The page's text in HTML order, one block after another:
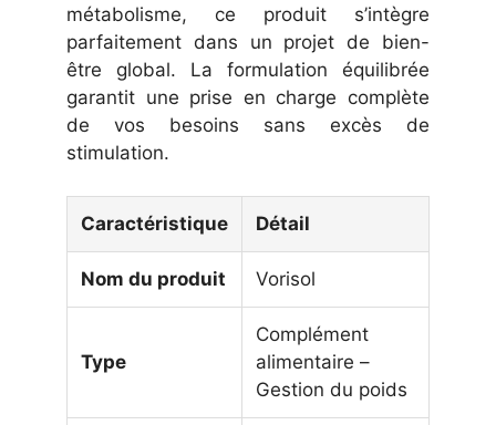
métabolisme, ce produit s’intègre
parfaitement dans un projet de bien-
être global. La formulation équilibrée
garantit une prise en charge complète
de vos besoins sans excès de
stimulation.
Caractéristique Détail
Nom du produit Vorisol
Type
Complément
alimentaire –
Gestion du poids